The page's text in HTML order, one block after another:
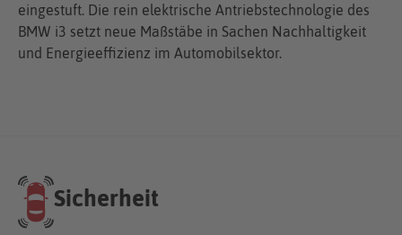
eingestuft. Die rein elektrische Antriebstechnologie des
BMW i3 setzt neue Maßstäbe in Sachen Nachhaltigkeit
und Energieeffizienz im Automobilsektor.
Sicherheit